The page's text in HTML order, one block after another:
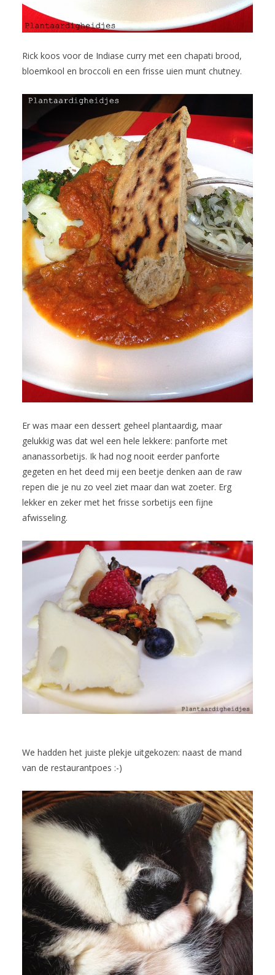
Rick koos voor de Indiase curry met een chapati brood,
bloemkool en broccoli en een frisse uien munt chutney.
Er was maar een dessert geheel plantaardig, maar
gelukkig was dat wel een hele lekkere: panforte met
ananassorbetijs. Ik had nog nooit eerder panforte
gegeten en het deed mij een beetje denken aan de raw
repen die je nu zo veel ziet maar dan wat zoeter. Erg
lekker en zeker met het frisse sorbetijs een fijne
afwisseling.
We hadden het juiste plekje uitgekozen: naast de mand
van de restaurantpoes :-)